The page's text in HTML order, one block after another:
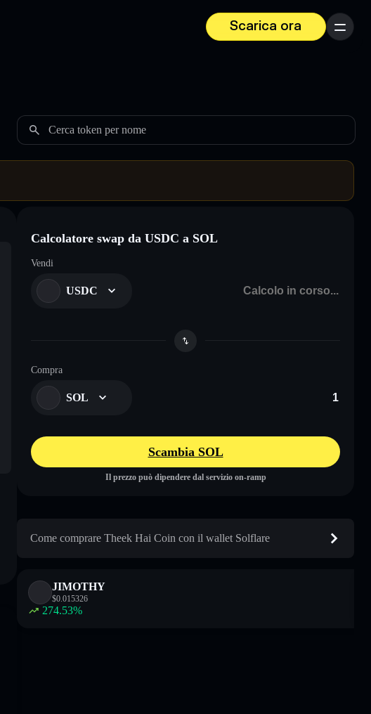
Scarica ora
Menu
Cerca token per nome
Calcolatore swap da USDC a SOL
Vendi
USDC
Compra
SOL
Scambia SOL
Il prezzo può dipendere dal servizio on-ramp
Come comprare Theek Hai Coin con il wallet Solflare
JIMOTHY
$0.015326
274.53%